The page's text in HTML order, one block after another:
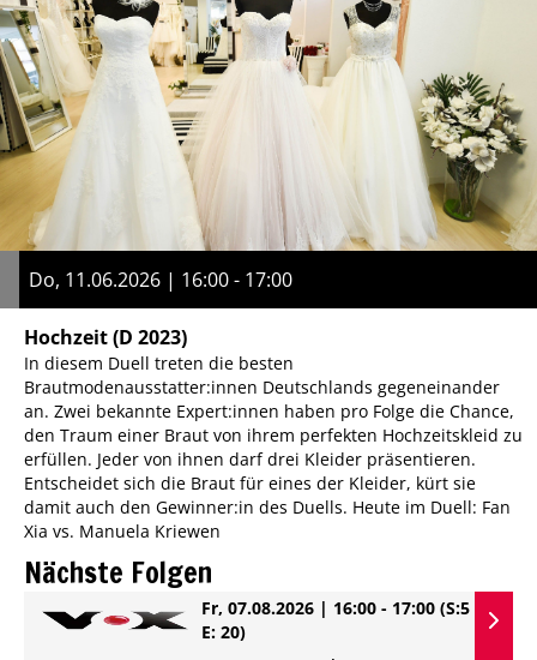
Do, 11.06.2026 | 16:00 - 17:00
Hochzeit(D 2023)
In diesem Duell treten die besten
Brautmodenausstatter:innen Deutschlands gegeneinander
an. Zwei bekannte Expert:innen haben pro Folge die Chance,
den Traum einer Braut von ihrem perfekten Hochzeitskleid zu
erfüllen. Jeder von ihnen darf drei Kleider präsentieren.
Entscheidet sich die Braut für eines der Kleider, kürt sie
damit auch den Gewinner:in des Duells. Heute im Duell: Fan
Xia vs. Manuela Kriewen
Nächste Folgen
Fr, 07.08.2026 | 16:00 - 17:00 (S:5
E: 20)